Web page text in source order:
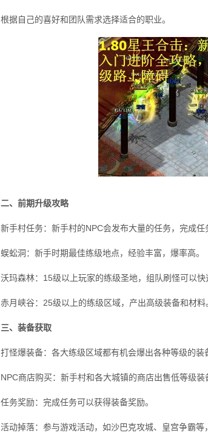
根据自己的喜好和团队需求选择适合的职业。
二、前期升级攻略
新手村任务：新手村的NPC会发布大量的任务，完成任
蜈蚣洞：新手时期最佳练级地点，经验丰富，爆率高。
沃玛森林：15级以上玩家的练级圣地，组队刷怪可以快
赤月峡谷：25级以上的练级区域，产出高级装备和材料
三、装备获取
打怪爆装备：各大练级区域都有机会爆出各种等级的装
NPC商店购买：新手村和各大城镇的商店出售低等级装
任务奖励：完成任务可以获得装备奖励。
活动掉落：参与游戏活动，如沙巴克攻城、皇宫争霸等